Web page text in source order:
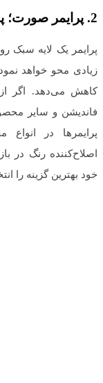
2. پرایمر صورت؛
پرایمر یک لایه سبک
زیادی محو خواهد
کاهش می‌دهد. اگر از
فاندیشن و سایر
پرایمرها در
اصلاح‌کننده رنگ در
خود بهترین گزینه را